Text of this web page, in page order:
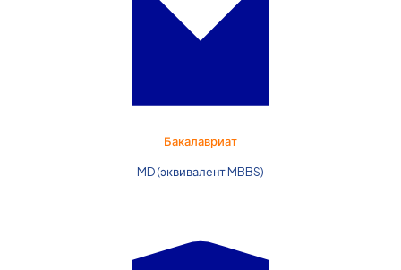
Бакалавриат
MD (эквивалент MBBS)